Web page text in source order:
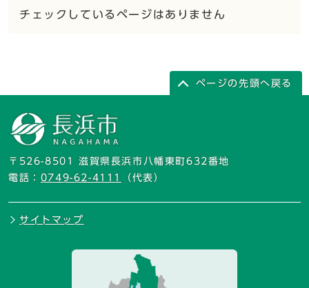
チェックしているページはありません
ページの先頭へ戻る
〒526-8501 滋賀県長浜市八幡東町632番地
電話： 0749-62-4111 （代表）
サイトマップ